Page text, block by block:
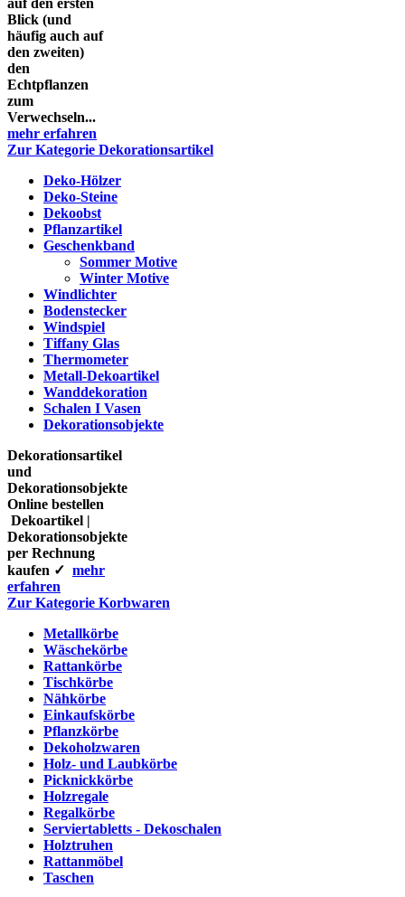
auf den ersten
Blick (und
häufig auch auf
den zweiten)
den
Echtpflanzen
zum
Verwechseln...
mehr erfahren
Zur Kategorie Dekorationsartikel
Deko-Hölzer
Deko-Steine
Dekoobst
Pflanzartikel
Geschenkband
Sommer Motive
Winter Motive
Windlichter
Bodenstecker
Windspiel
Tiffany Glas
Thermometer
Metall-Dekoartikel
Wanddekoration
Schalen I Vasen
Dekorationsobjekte
Dekorationsartikel
und
Dekorationsobjekte
Online bestellen
Dekoartikel |
Dekorationsobjekte
per Rechnung
kaufen ✓ mehr
erfahren
Zur Kategorie Korbwaren
Metallkörbe
Wäschekörbe
Rattankörbe
Tischkörbe
Nähkörbe
Einkaufskörbe
Pflanzkörbe
Dekoholzwaren
Holz- und Laubkörbe
Picknickkörbe
Holzregale
Regalkörbe
Serviertabletts - Dekoschalen
Holztruhen
Rattanmöbel
Taschen